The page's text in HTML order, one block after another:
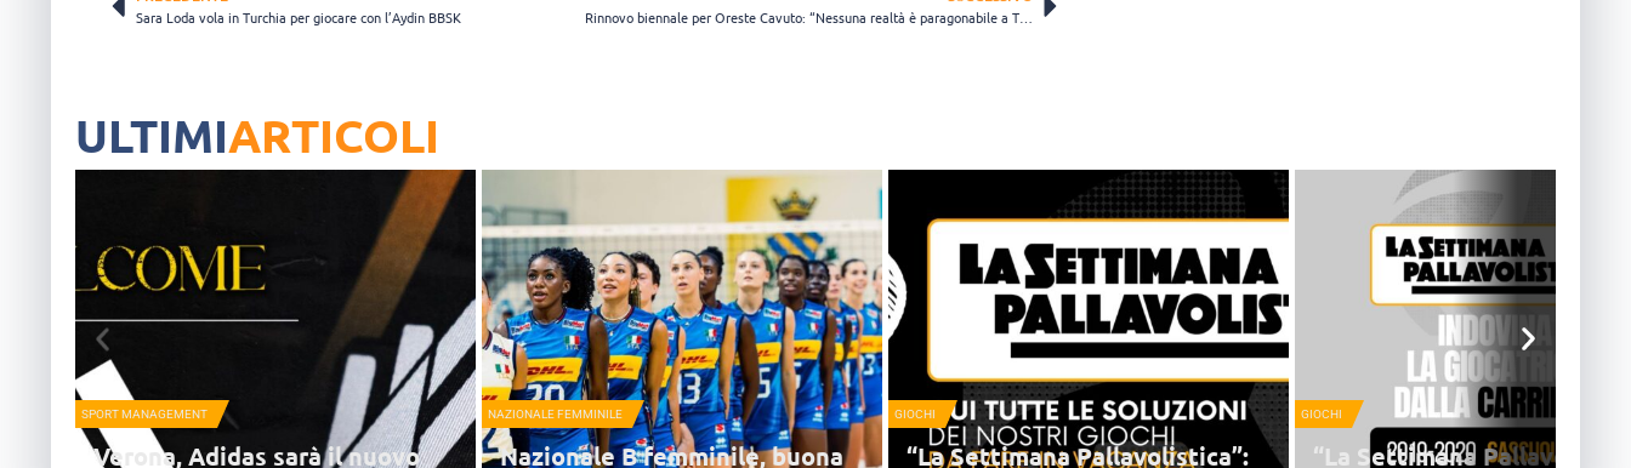
Sara Loda vola in Turchia per giocare con l’Aydin BBSK Rinnovo biennale per Oreste Cavuto: “Nessuna realtà è paragonabile a Trento”
ULTIMIARTICOLI
SPORT MANAGEMENT
Verona, Adidas sarà il nuovo
NAZIONALE FEMMINILE
Nazionale B femminile, buona
GIOCHI
“La Settimana Pallavolistica”:
GIOCHI
“La Settimana